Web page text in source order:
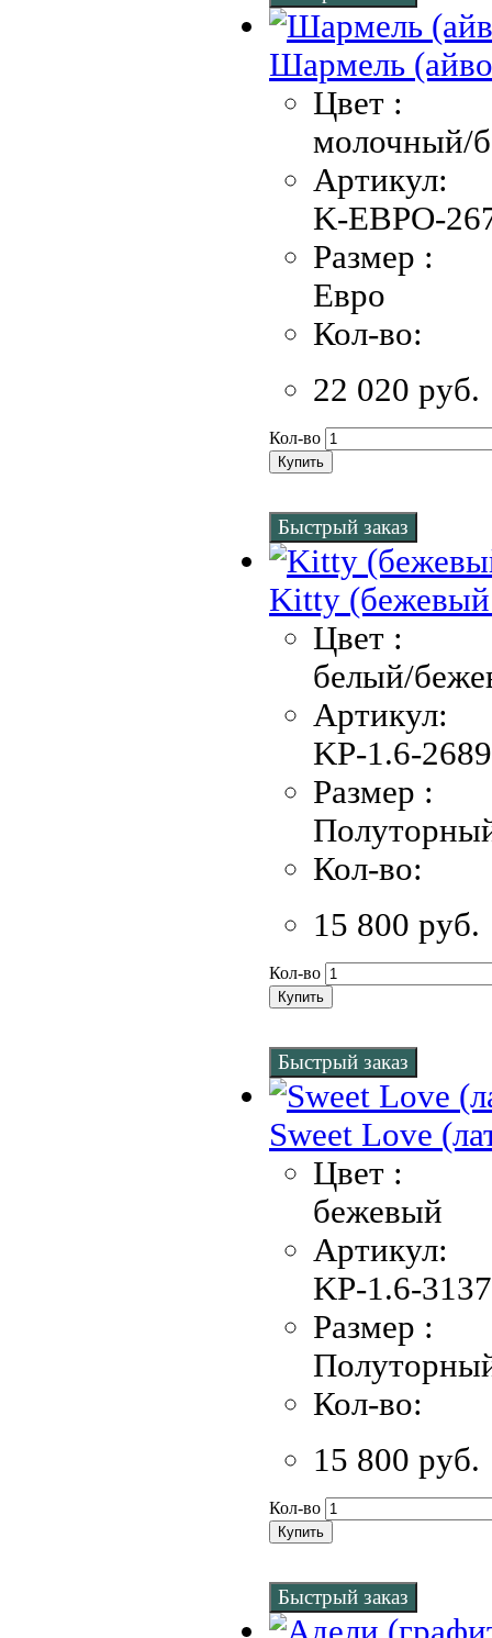
Шармель
Цвет :
молочный/
Артикул:
K-EBPO-
Размер :
Евро
Кол-во:
22 020 руб.
Кол-во
Купить
Быстрый заказ
Kitty
Цвет :
белый/
Артикул:
KР-1.6-
Размер :
Кол-во:
15 800 руб.
Кол-во
Купить
Быстрый заказ
Sweet Love
Цвет :
бежевый
Артикул:
KP-1.6-
Размер :
Кол-во:
15 800 руб.
Кол-во
Купить
Быстрый заказ